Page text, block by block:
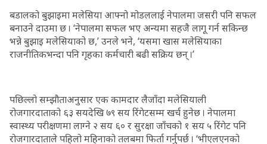
बडालको बुझाइमा मलेसिया आफ्नो मोडललाई नेपालमा जसरी पनि सफल
बनाउने दाउमा छ । ‘नेपालमा सफल भए अन्यमा सहजै लागू गर्न सकिन्छ
भन्ने बुझाइ मलेसियाको छ,’ उनले भने, ‘यसमा खास मलेसियाका
राजनीतिकभन्दा पनि गृहका कर्मचारी बढी सक्रिय छन् ।’
पछिल्लो सम्झौताअनुसार एक कामदार लैजाँदा मलेसियाली
रोजगारदाताको ६३ सयदेखि ७९ सय रिंगेटसम्म खर्च हुनेछ । नेपालमा
स्वास्थ्य परीक्षणमा लाग्ने २ सय ६० र सुरक्षा जाँचको १ सय ५ रिंगेट पनि
रोजगारदाताले पहिलो महिनाको तलबमा फिर्ता गर्नुपर्छ । ‘भीएलएनको